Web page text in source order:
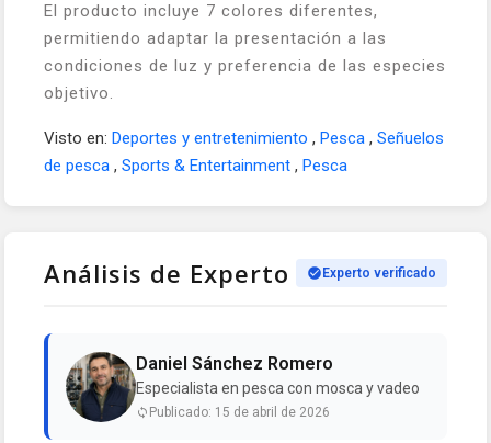
El producto incluye 7 colores diferentes,
permitiendo adaptar la presentación a las
condiciones de luz y preferencia de las especies
objetivo.
Visto en: Deportes y entretenimiento , Pesca , Señuelos
de pesca , Sports & Entertainment , Pesca
Análisis de Experto Experto verificado
Daniel Sánchez Romero
Especialista en pesca con mosca y vadeo
Publicado: 15 de abril de 2026